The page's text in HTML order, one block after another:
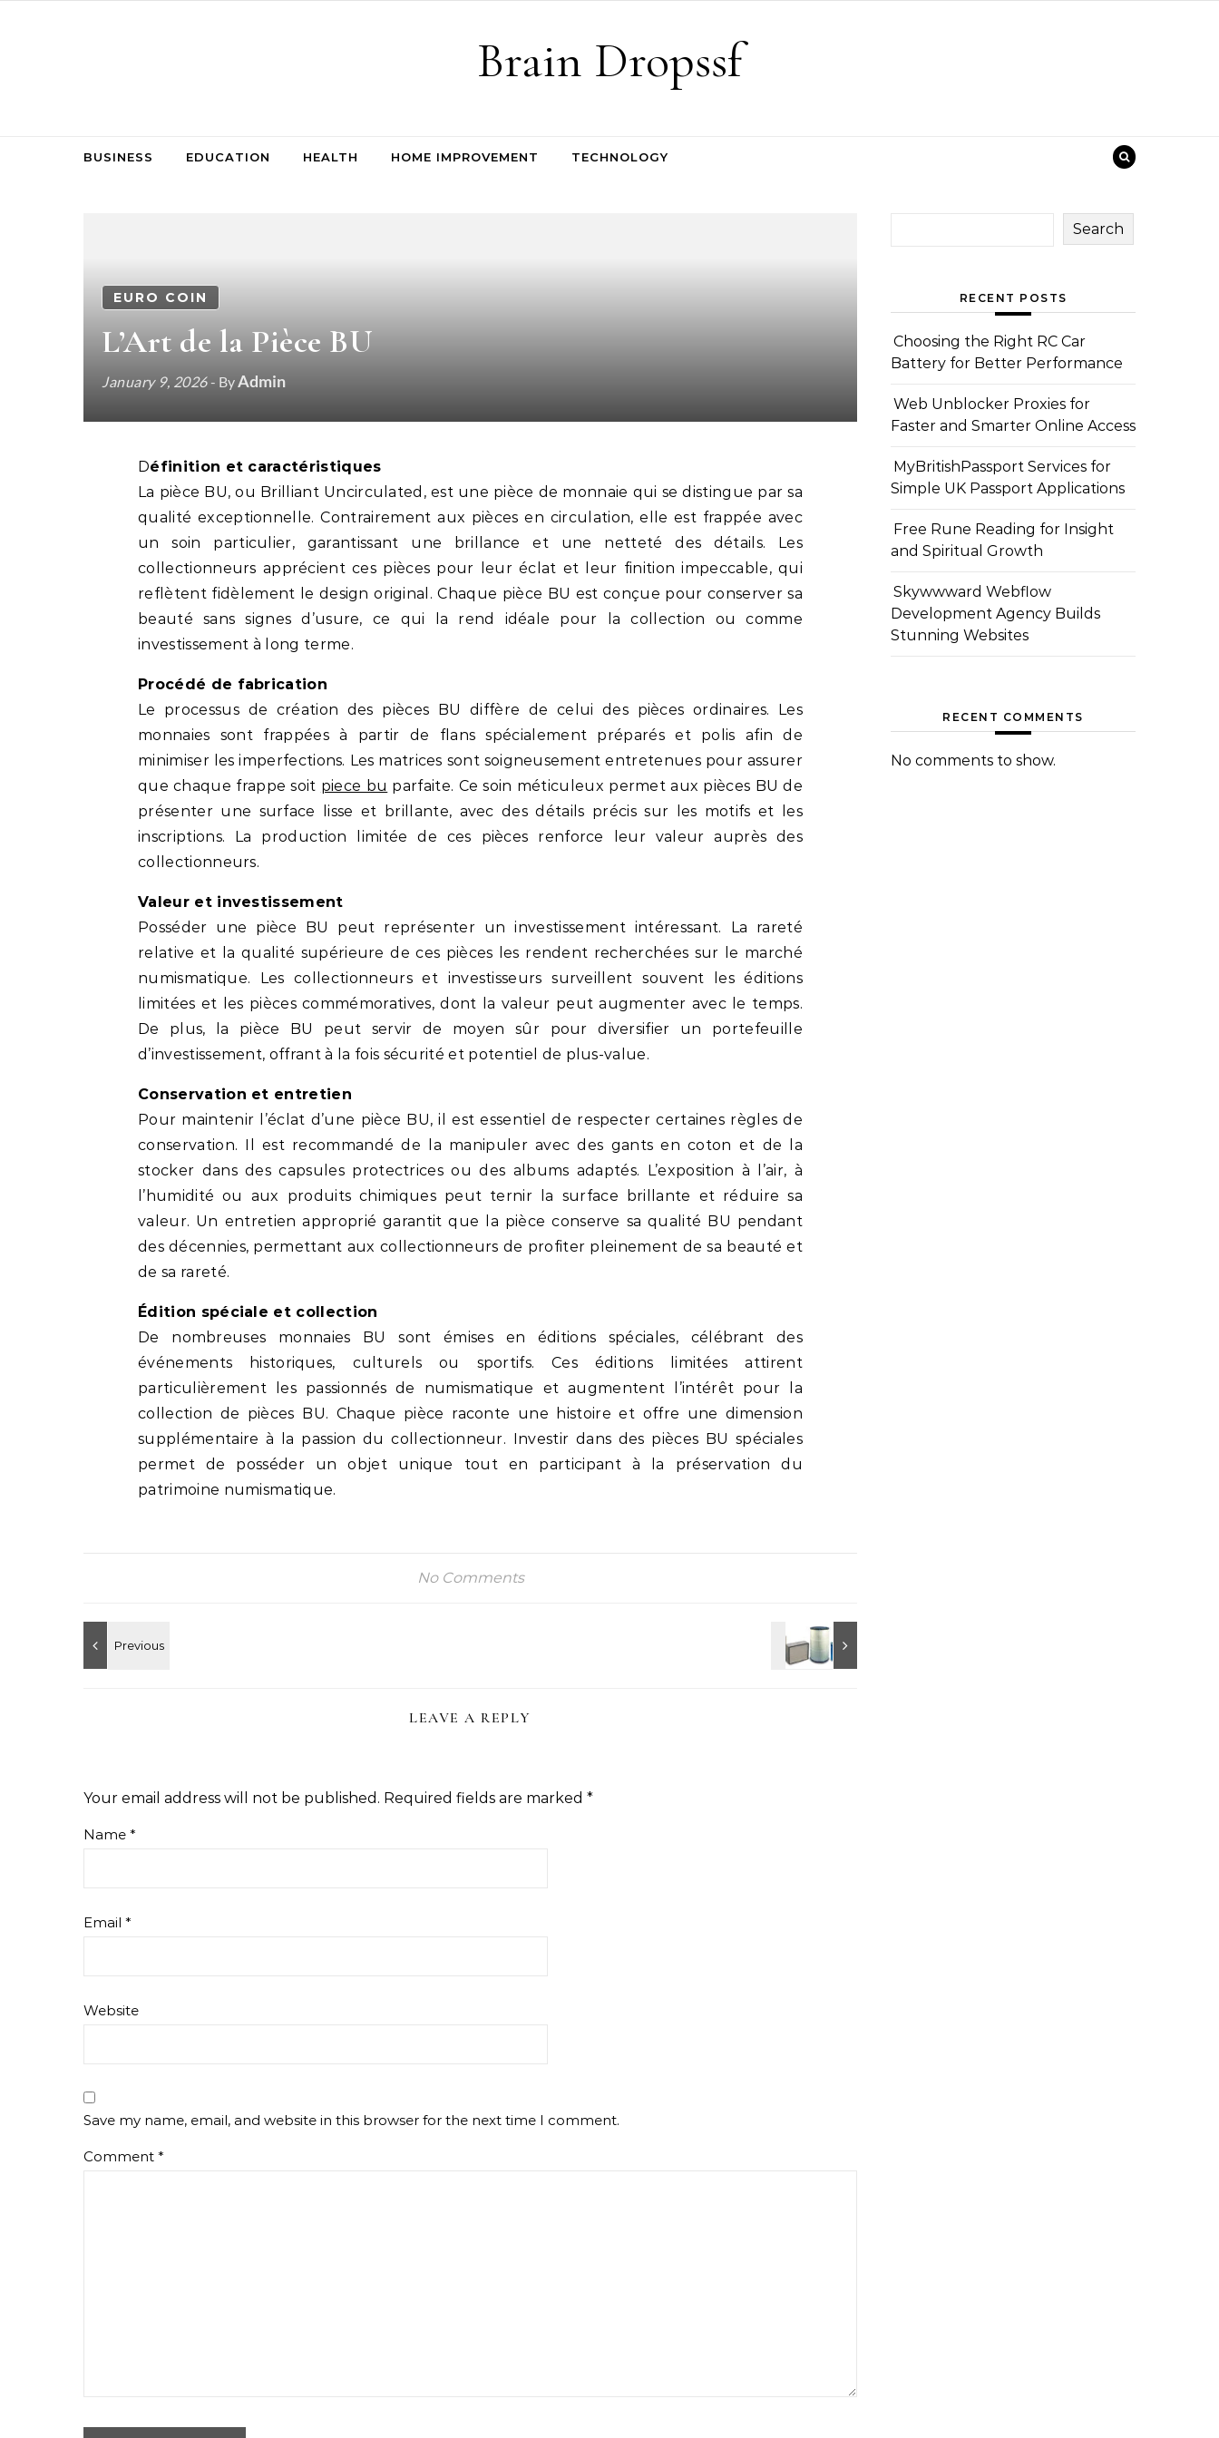
Brain Dropssf
BUSINESS EDUCATION HEALTH HOME IMPROVEMENT TECHNOLOGY
EURO COIN
L’Art de la Pièce BU
January 9, 2026- ByAdmin
Définition et caractéristiques
La pièce BU, ou Brilliant Uncirculated, est une pièce de monnaie qui se distingue par sa
qualité exceptionnelle. Contrairement aux pièces en circulation, elle est frappée avec
un soin particulier, garantissant une brillance et une netteté des détails. Les
collectionneurs apprécient ces pièces pour leur éclat et leur finition impeccable, qui
reflètent fidèlement le design original. Chaque pièce BU est conçue pour conserver sa
beauté sans signes d’usure, ce qui la rend idéale pour la collection ou comme
investissement à long terme.
Procédé de fabrication
Le processus de création des pièces BU diffère de celui des pièces ordinaires. Les
monnaies sont frappées à partir de flans spécialement préparés et polis afin de
minimiser les imperfections. Les matrices sont soigneusement entretenues pour assurer
que chaque frappe soit piece bu parfaite. Ce soin méticuleux permet aux pièces BU de
présenter une surface lisse et brillante, avec des détails précis sur les motifs et les
inscriptions. La production limitée de ces pièces renforce leur valeur auprès des
collectionneurs.
Valeur et investissement
Posséder une pièce BU peut représenter un investissement intéressant. La rareté
relative et la qualité supérieure de ces pièces les rendent recherchées sur le marché
numismatique. Les collectionneurs et investisseurs surveillent souvent les éditions
limitées et les pièces commémoratives, dont la valeur peut augmenter avec le temps.
De plus, la pièce BU peut servir de moyen sûr pour diversifier un portefeuille
d’investissement, offrant à la fois sécurité et potentiel de plus-value.
Conservation et entretien
Pour maintenir l’éclat d’une pièce BU, il est essentiel de respecter certaines règles de
conservation. Il est recommandé de la manipuler avec des gants en coton et de la
stocker dans des capsules protectrices ou des albums adaptés. L’exposition à l’air, à
l’humidité ou aux produits chimiques peut ternir la surface brillante et réduire sa
valeur. Un entretien approprié garantit que la pièce conserve sa qualité BU pendant
des décennies, permettant aux collectionneurs de profiter pleinement de sa beauté et
de sa rareté.
Édition spéciale et collection
De nombreuses monnaies BU sont émises en éditions spéciales, célébrant des
événements historiques, culturels ou sportifs. Ces éditions limitées attirent
particulièrement les passionnés de numismatique et augmentent l’intérêt pour la
collection de pièces BU. Chaque pièce raconte une histoire et offre une dimension
supplémentaire à la passion du collectionneur. Investir dans des pièces BU spéciales
permet de posséder un objet unique tout en participant à la préservation du
patrimoine numismatique.
No Comments
LEAVE A REPLY
Your email address will not be published. Required fields are marked *
Name *
Email *
Website
Save my name, email, and website in this browser for the next time I comment.
Comment *
Search
RECENT POSTS
Choosing the Right RC Car
Battery for Better Performance
Web Unblocker Proxies for
Faster and Smarter Online Access
MyBritishPassport Services for
Simple UK Passport Applications
Free Rune Reading for Insight
and Spiritual Growth
Skywwward Webflow
Development Agency Builds
Stunning Websites
RECENT COMMENTS
No comments to show.